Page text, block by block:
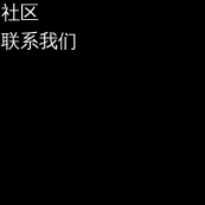
社区
联系我们